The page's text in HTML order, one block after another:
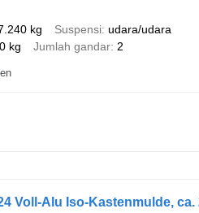
kg Suspensi udara/udara
kg Jumlah gandar 2
Voll-Alu Iso-Kastenmulde, ca.